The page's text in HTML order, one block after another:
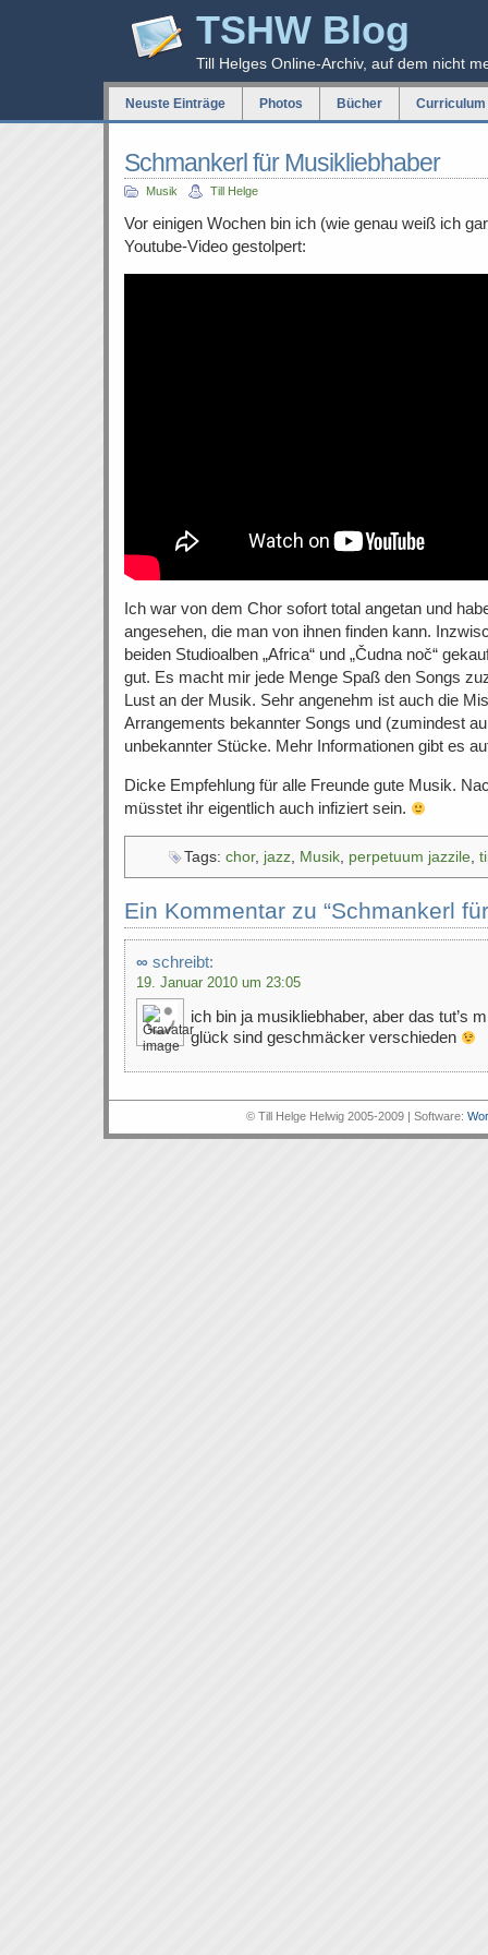
TSHW Blog
Till Helges Online-Archiv, auf dem nicht
Neuste Einträge Photos Bücher
Schmankerl für Musikliebhaber
Musik Till Helge
Vor einigen Wochen bin ich (wie genau weiß ich
Youtube-Video gestolpert:
Ich war von dem Chor sofort total angetan und
angesehen, die man von ihnen finden kann.
beiden Studioalben „Africa“ und „Čudna noč“
gut. Es macht mir jede Menge Spaß den Songs
Lust an der Musik. Sehr angenehm ist auch die
Arrangements bekannter Songs und (zumindest
unbekannter Stücke. Mehr Informationen gibt es
Dicke Empfehlung für alle Freunde gute Musik.
müsstet ihr eigentlich auch infiziert sein.
Tags: chor, jazz, Musik, perpetuum jazzile,
Ein Kommentar zu “Schmankerl
∞ schreibt:
19. Januar 2010 um 23:05
ich bin ja musikliebhaber, aber das tut’s
glück sind geschmäcker verschieden
© Till Helge Helwig 2005-2009 | Software: